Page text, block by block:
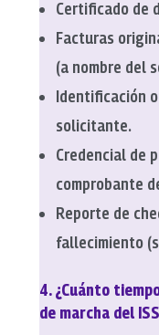
Certificado de
Facturas
(a nombre del
Identificación
solicitante.
Credencial de
comprobante
Reporte de
fallecimiento
4. ¿Cuánto
de marcha del